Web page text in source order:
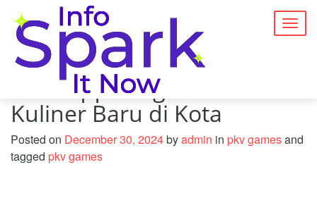
Menuqq: Pengalaman
Kuliner Baru di Kota
Posted on December 30, 2024byadmin in pkv gamesand
tagged pkv games